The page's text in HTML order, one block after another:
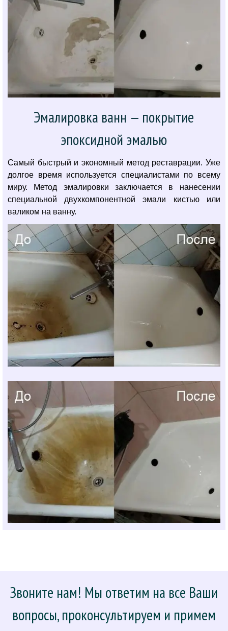
Эмалировка ванн — покрытие
эпоксидной эмалью
Самый быстрый и экономный метод реставрации. Уже
долгое время используется специалистами по всему
миру. Метод эмалировки заключается в нанесении
специальной двухкомпонентной эмали кистью или
валиком на ванну.
Звоните нам! Мы ответим на все Ваши
вопросы, проконсультируем и примем